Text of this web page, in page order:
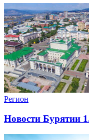
Регион
Новости Бурятии